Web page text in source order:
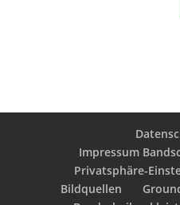
Impressum
Privatsphäre-
Bildquellen